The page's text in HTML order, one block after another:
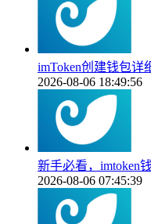
imToken创建钱包详
2026-08-06 18:49:56
新手必看，imtoken
2026-08-06 07:45:39